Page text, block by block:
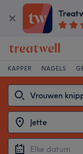
KAPPER NAGELS